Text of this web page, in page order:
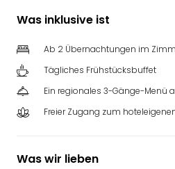
Was inklusive ist
Ab 2 Übernachtungen im
Tägliches Frühstücksbuffet
Ein regionales 3-Gänge-Menü
Freier Zugang zum
Was wir lieben